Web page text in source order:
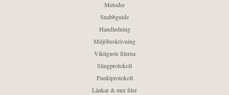
Metoder
Snabbguide
Handledning
Miljöbeskrivning
Viktigaste filerna
Slingprotokoll
Punktprotokoll
Länkar & mer filer